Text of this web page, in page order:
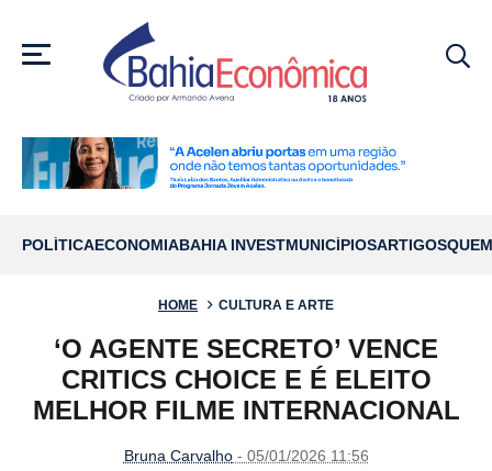
MENU
POLÍTICAECONOMIABAHIA INVESTMUNICÍPIOSARTIGOS
HOME CULTURA E ARTE
‘O AGENTE SECRETO’ VENCE
CRITICS CHOICE E É ELEITO
MELHOR FILME INTERNACIONAL
Bruna Carvalho- 05/01/2026 11:56